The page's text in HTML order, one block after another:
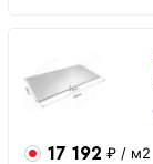
17 192 ₽ / м2